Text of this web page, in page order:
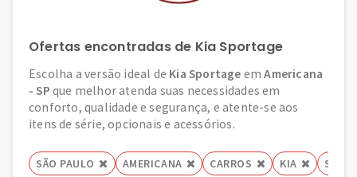
Ofertas encontradas de Kia Sportage
Escolha a versão ideal de Kia Sportage emAmericana
- SP que melhor atenda suas necessidades em
conforto, qualidade e segurança, e atente-se aos
itens de série, opcionais e acessórios.
SÃO PAULO AMERICANA CARROS KIA